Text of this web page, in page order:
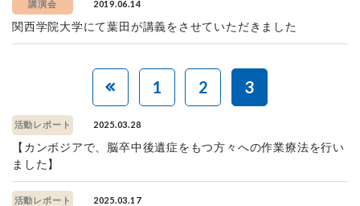
講演会 2019.06.14
関西学院大学にて葉田が講義をさせていただきました
1 2 3
活動レポート 2025.03.28
【カンボジアで、脳卒中後遺症をもつ方々への作業療法を行い
ました】
活動レポート 2025.03.17